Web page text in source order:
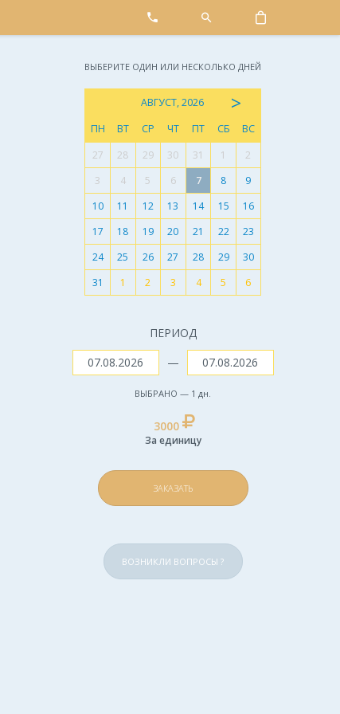
ВЫБЕРИТЕ ОДИН ИЛИ НЕСКОЛЬКО ДНЕЙ
АВГУСТ, 2026 >
ПН ВТ СР ЧТ ПТ СБ
ВС
27
28 29 30 31 1
2
3
4 5 6 7 8
9
10
11 12 13 14 15
16
17
18 19 20 21 22
23
24
25 26 27 28 29
30
31
1 2 3 4 5 6
ПЕРИОД
—
ВЫБРАНО — 1 дн.
3000
За единицу
ЗАКАЗАТЬ
ВОЗНИКЛИ ВОПРОСЫ ?